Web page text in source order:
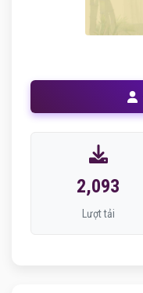
2,093
Lượt tải